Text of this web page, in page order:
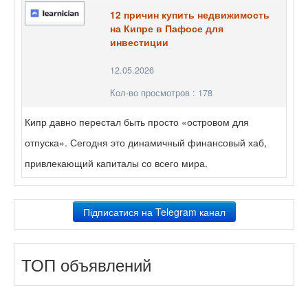
12 причин купить недвижимость
на Кипре в Пафосе для
инвестиции
12.05.2026
Кол-во просмотров : 178
Кипр давно перестал быть просто «островом для
отпуска». Сегодня это динамичный финансовый хаб,
привлекающий капиталы со всего мира.
Підписатися на Telegram канал
ТОП объявлений